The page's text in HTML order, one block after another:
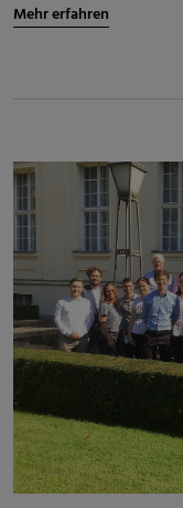
Mehr erfahren